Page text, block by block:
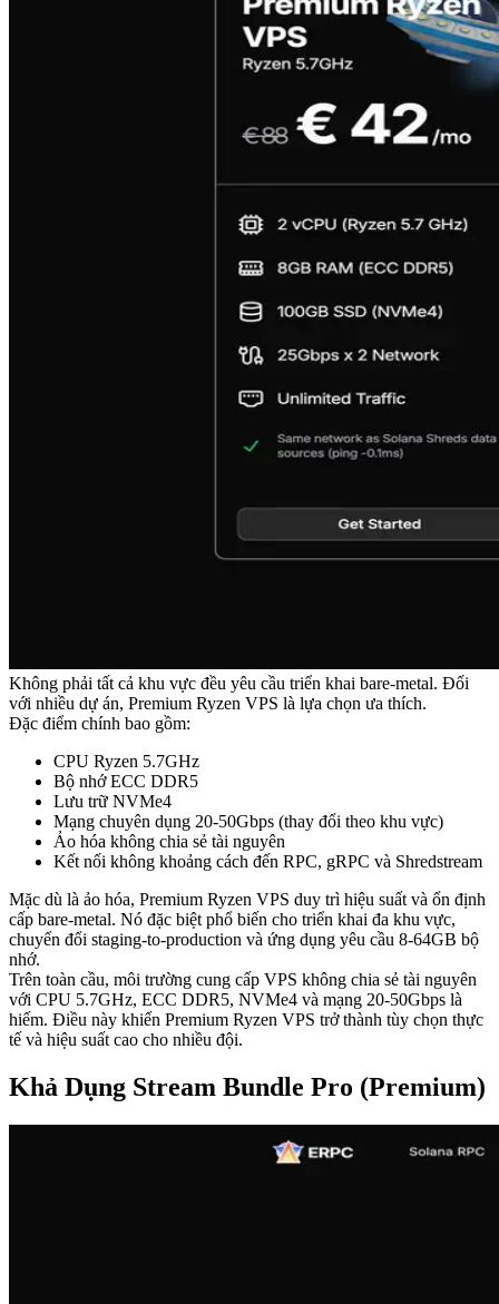
Không phải tất cả khu vực đều yêu cầu triển khai bare-metal. Đối
với nhiều dự án, Premium Ryzen VPS là lựa chọn ưa thích.
Đặc điểm chính bao gồm:
CPU Ryzen 5.7GHz
Bộ nhớ ECC DDR5
Lưu trữ NVMe4
Mạng chuyên dụng 20-50Gbps (thay đổi theo khu vực)
Ảo hóa không chia sẻ tài nguyên
Kết nối không khoảng cách đến RPC, gRPC và Shredstream
Mặc dù là ảo hóa, Premium Ryzen VPS duy trì hiệu suất và ổn định
cấp bare-metal. Nó đặc biệt phổ biến cho triển khai đa khu vực,
chuyển đổi staging-to-production và ứng dụng yêu cầu 8-64GB bộ
nhớ.
Trên toàn cầu, môi trường cung cấp VPS không chia sẻ tài nguyên
với CPU 5.7GHz, ECC DDR5, NVMe4 và mạng 20-50Gbps là
hiếm. Điều này khiến Premium Ryzen VPS trở thành tùy chọn thực
tế và hiệu suất cao cho nhiều đội.
Khả Dụng Stream Bundle Pro (Premium)